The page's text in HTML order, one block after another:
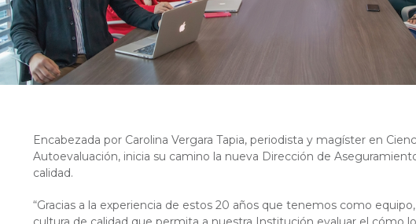
Encabezada por Carolina Vergara Tapia, periodista y magíster en
Autoevaluación, inicia su camino la nueva Dirección de
calidad.
“Gracias a la experiencia de estos 20 años que tenemos como